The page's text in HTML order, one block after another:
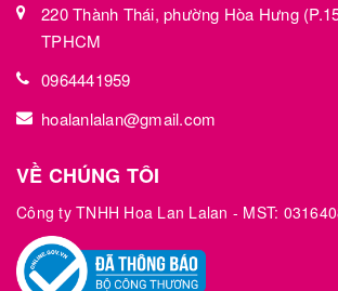
220 Thành Thái, phường Hòa Hưng
TPHCM
0964441959
hoalanlalan@gmail.com
VỀ CHÚNG TÔI
Công ty TNHH Hoa Lan Lalan - MST: